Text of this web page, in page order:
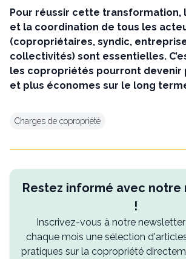
Pour réussir cette transformation,
et la coordination de tous les
(copropriétaires, syndic,
collectivités) sont essentielles.
les copropriétés pourront devenir
et plus économes sur le long
Charges de copropriété
Restez informé avec
!
Inscrivez-vous à notre
chaque mois une sélection
pratiques sur la copropriété